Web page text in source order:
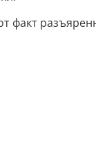
факт